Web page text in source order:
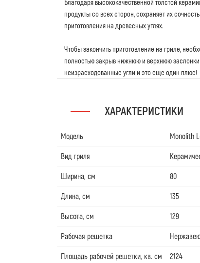
Благодаря высококачественной толстой
продукты со всех сторон, сохраняет их
приготовления на древесных углях.
Чтобы закончить приготовление на гриле,
полностью закрыв нижнюю и верхнюю заслонки
неизрасходованные угли и это еще один плюс!
ХАРАКТЕРИСТИКИ
Модель Monolith
Вид гриля
Ширина, см 80
Длина, см 135
Высота, см 129
Рабочая решетка
Площадь рабочей решетки, кв. см 2124